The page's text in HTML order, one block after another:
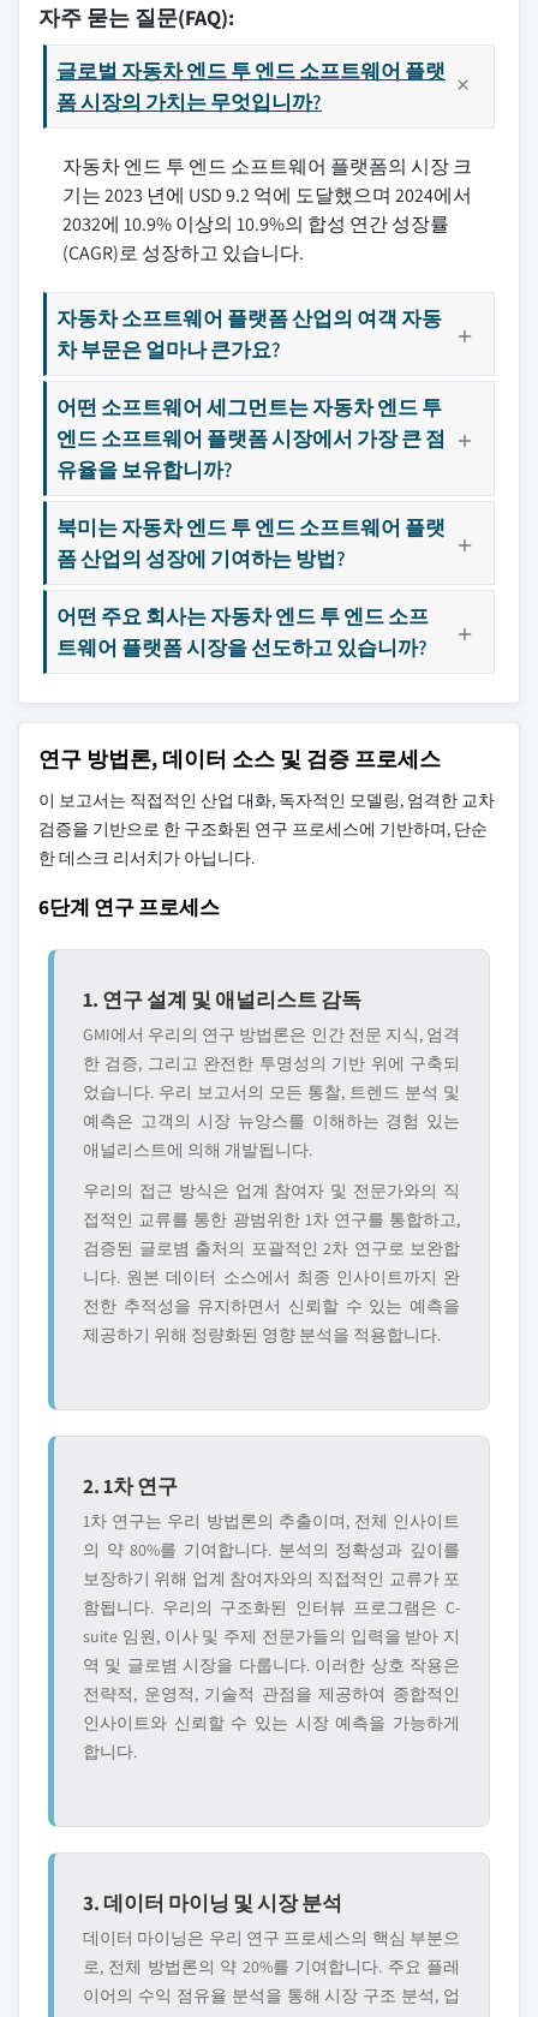
자주 묻는 질문(FAQ):
글로벌 자동차 엔드 투 엔드 소프트웨어 플랫
폼 시장의 가치는 무엇입니까?
자동차 엔드 투 엔드 소프트웨어 플랫폼의 시장 크
기는 2023 년에 USD 9.2 억에 도달했으며 2024에서
2032에 10.9% 이상의 10.9%의 합성 연간 성장률
(CAGR)로 성장하고 있습니다.
자동차 소프트웨어 플랫폼 산업의 여객 자동
차 부문은 얼마나 큰가요?
어떤 소프트웨어 세그먼트는 자동차 엔드 투
엔드 소프트웨어 플랫폼 시장에서 가장 큰 점
유율을 보유합니까?
북미는 자동차 엔드 투 엔드 소프트웨어 플랫
폼 산업의 성장에 기여하는 방법?
어떤 주요 회사는 자동차 엔드 투 엔드 소프
트웨어 플랫폼 시장을 선도하고 있습니까?
연구 방법론, 데이터 소스 및 검증 프로세스
이 보고서는 직접적인 산업 대화, 독자적인 모델링, 엄격한 교차
검증을 기반으로 한 구조화된 연구 프로세스에 기반하며, 단순
한 데스크 리서치가 아닙니다.
6단계 연구 프로세스
1. 연구 설계 및 애널리스트 감독
GMI에서 우리의 연구 방법론은 인간 전문 지식, 엄격
한 검증, 그리고 완전한 투명성의 기반 위에 구축되
었습니다. 우리 보고서의 모든 통찰, 트렌드 분석 및
예측은 고객의 시장 뉴앙스를 이해하는 경험 있는
애널리스트에 의해 개발됩니다.
우리의 접근 방식은 업계 참여자 및 전문가와의 직
접적인 교류를 통한 광범위한 1차 연구를 통합하고,
검증된 글로볌 출처의 포괄적인 2차 연구로 보완합
니다. 원본 데이터 소스에서 최종 인사이트까지 완
전한 추적성을 유지하면서 신뢰할 수 있는 예측을
제공하기 위해 정량화된 영향 분석을 적용합니다.
2. 1차 연구
1차 연구는 우리 방법론의 추출이며, 전체 인사이트
의 약 80%를 기여합니다. 분석의 정확성과 깊이를
보장하기 위해 업계 참여자와의 직접적인 교류가 포
함됩니다. 우리의 구조화된 인터뷰 프로그램은 C-
suite 임원, 이사 및 주제 전문가들의 입력을 받아 지
역 및 글로볌 시장을 다룹니다. 이러한 상호 작용은
전략적, 운영적, 기술적 관점을 제공하여 종합적인
인사이트와 신뢰할 수 있는 시장 예측을 가능하게
합니다.
3. 데이터 마이닝 및 시장 분석
데이터 마이닝은 우리 연구 프로세스의 핵심 부분으
로, 전체 방법론의 약 20%를 기여합니다. 주요 플레
이어의 수익 점유율 분석을 통해 시장 구조 분석, 업